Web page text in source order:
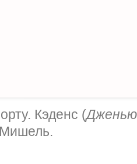
Кэденс (